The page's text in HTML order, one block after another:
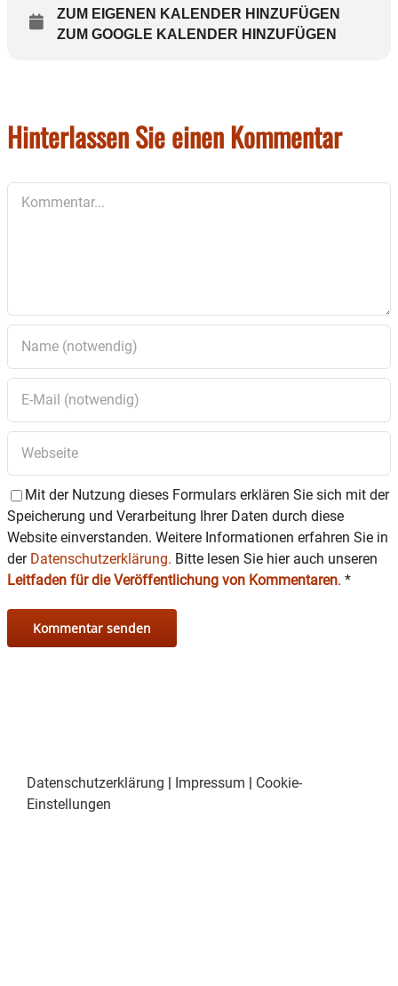
ZUM EIGENEN KALENDER HINZUFÜGEN
ZUM GOOGLE KALENDER HINZUFÜGEN
Hinterlassen Sie einen Kommentar
Mit der Nutzung dieses Formulars erklären Sie sich mit der
Speicherung und Verarbeitung Ihrer Daten durch diese
Website einverstanden. Weitere Informationen erfahren Sie in
der Datenschutzerklärung. Bitte lesen Sie hier auch unseren
Leitfaden für die Veröffentlichung von Kommentaren. *
Datenschutzerklärung | Impressum | Cookie-
Einstellungen